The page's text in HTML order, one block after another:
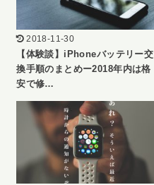
2018-11-30
【体験談】iPhoneバッテリー交
換手順のまとめー2018年内は格
安で修…